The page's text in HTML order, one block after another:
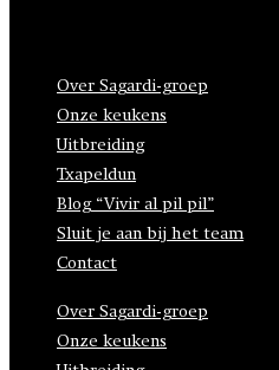
Over Sagardi-groep
Onze keukens
Uitbreiding
Txapeldun
Blog “Vivir al pil pil”
Sluit je aan bij het team
Contact
Over Sagardi-groep
Onze keukens